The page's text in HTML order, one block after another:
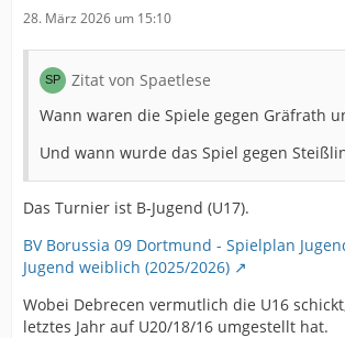
28. März 2026 um 15:10
Zitat von Spaetlese
Wann waren die Spiele gegen Gräfrath
Und wann wurde das Spiel gegen
Das Turnier ist B-Jugend (U17).
BV Borussia 09 Dortmund - Spielplan
Jugend weiblich (2025/2026)
Wobei Debrecen vermutlich die U16
letztes Jahr auf U20/18/16 umgestellt hat.